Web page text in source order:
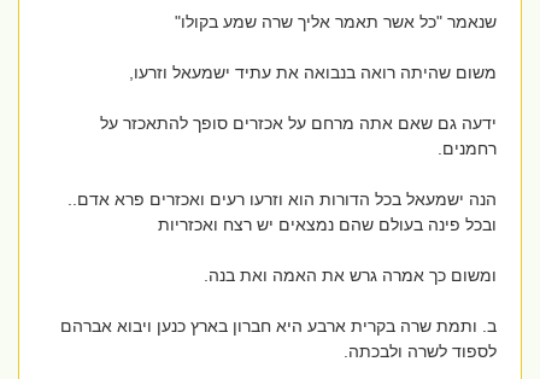
שנאמר "כל אשר תאמר אליך שרה שמע בקולו"
משום שהיתה רואה בנבואה את עתיד ישמעאל וזרעו,
ידעה גם שאם אתה מרחם על אכזרים סופך להתאכזר על
רחמנים.
הנה ישמעאל בכל הדורות הוא וזרעו רעים ואכזרים פרא אדם..
ובכל פינה בעולם שהם נמצאים יש רצח ואכזריות
ומשום כך אמרה גרש את האמה ואת בנה.
ב. ותמת שרה בקרית ארבע היא חברון בארץ כנען ויבוא אברהם
לספוד לשרה ולבכתה.